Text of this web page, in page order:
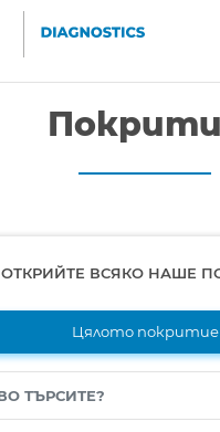
ОТКРИЙТЕ ВСЯКО НАШЕ
Цялото покритие